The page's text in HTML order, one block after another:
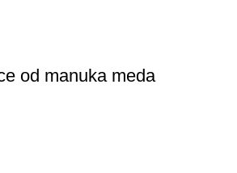
od manuka meda